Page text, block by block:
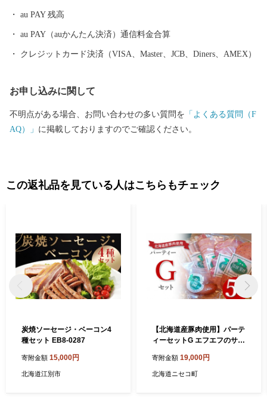
au PAY 残高
au PAY（auかんたん決済）通信料金合算
クレジットカード決済（VISA、Master、JCB、Diners、AMEX）
お申し込みに関して
不明点がある場合、お問い合わせの多い質問を 「よくある質問（F
AQ）」 に掲載しておりますのでご確認ください。
この返礼品を見ている人はこちらもチェック
炭焼ソーセージ・ベーコン4
種セット EB8-0287
寄附金額 15,000円
北海道江別市
【北海道産豚肉使用】パーテ
ィーセットG エフエフのサー
サラミ、ロースハム、ソーセ
ージ2種、ベーコン＞【2415
寄附金額 19,000円
北海道ニセコ町